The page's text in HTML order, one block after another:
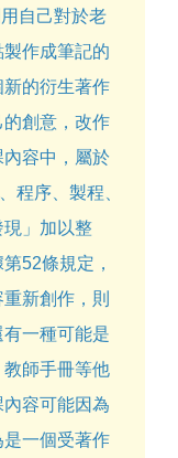
自己對於老
作成筆記的
的衍生著作
的創意，改作
容中，屬於
程序、製程、
」加以整
52條規定，
新創作，則
一種可能是
師手冊等他
容可能因為
一個受著作